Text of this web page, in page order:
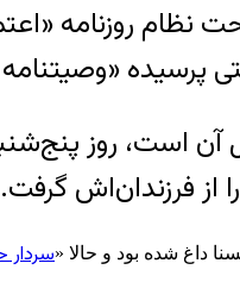
روزنامه
پرسیده
از فرزندان‌اش گرفت.
داغ شده بود و حالا «سردار